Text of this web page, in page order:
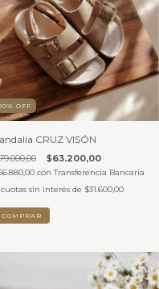
% OFF
CRUZ VISÓN
$63.200,00
con Transferencia Bancaria
cuotas sin interés de $31.600,00
COMPRAR